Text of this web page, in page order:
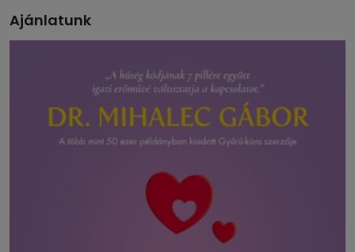
Ajánlatunk